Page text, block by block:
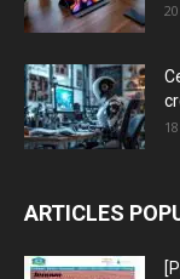
ARTICLES